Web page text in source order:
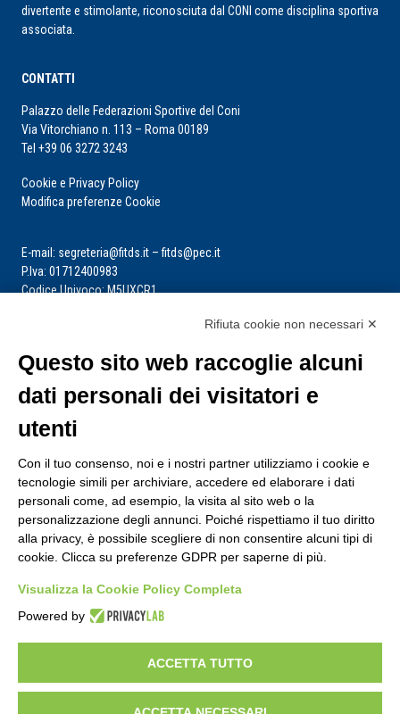
divertente e stimolante, riconosciuta dal CONI come disciplina sportiva
associata.
CONTATTI
Palazzo delle Federazioni Sportive del Coni
Via Vitorchiano n. 113 – Roma 00189
Tel +39 06 3272 3243
Cookie e Privacy Policy
Modifica preferenze Cookie
E-mail: segreteria@fitds.it – fitds@pec.it
P.Iva: 01712400983
Codice Univoco: M5UXCR1
La segreteria è aperta dal lunedì al venerdì dalle ore 9:00 alle ore 14:00
Italian Dynamic Shooting Federation
Rifiuta cookie non necessari ✕
Questo sito web raccoglie alcuni
dati personali dei visitatori e
utenti
Con il tuo consenso, noi e i nostri partner utilizziamo i cookie e
tecnologie simili per archiviare, accedere ed elaborare i dati
personali come, ad esempio, la visita al sito web o la
personalizzazione degli annunci. Poiché rispettiamo il tuo diritto
alla privacy, è possibile scegliere di non consentire alcuni tipi di
cookie. Clicca su preferenze GDPR per saperne di più.
Visualizza la Cookie Policy Completa
Powered by
ACCETTA TUTTO